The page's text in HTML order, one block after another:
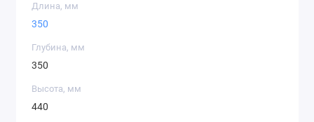
Длина, мм
350
Глубина, мм
350
Высота, мм
440